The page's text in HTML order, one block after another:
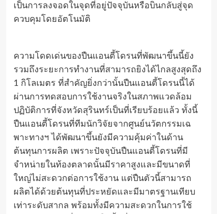
เป็นการลงจอดในจุดที่อยู่ปัจจุบันหรือบินกลับสู่จุด
ควบคุมโดยอัตโนมัติ
ความโดดเด่นของปืนแอนตี้โดรนที่พัฒนาขึ้นนี้ยัง
รวมถึงระยะการทำงานที่สามารถยิงได้ไกลสูงสุดถึง
1 กิโลเมตร ที่สำคัญยิ่งกว่านั้นปืนแอนตี้โดรนนี้ได้
ผ่านการทดสอบการใช้งานจริงในสภาพแวดล้อม
ปฏิบัติการที่จังหวัดสุรินทร์เป็นที่เรียบร้อยแล้ว ทั้งนี้
ปืนแอนตี้โดรนที่ทีมนักวิจัยจากศูนย์นวัตกรรมเฉ
พาะทางฯ ได้พัฒนาขึ้นยังมีความคุ้มค่าในด้าน
ต้นทุนการผลิต เพราะปัจจุบันปืนแอนตี้โดรนที่มี
จำหน่ายในท้องตลาดนั้นมีราคาสูงและมีขนาดที่
ใหญ่ไม่สะดวกต่อการใช้งาน แต่ปืนตัวนี้สามารถ
ผลิตได้ด้วยต้นทุนที่ประหยัดและมีมาตรฐานเทียบ
เท่าระดับสากล พร้อมทั้งมีความสะดวกในการใช้